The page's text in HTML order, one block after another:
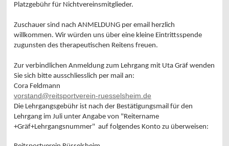
Platzgebühr für Nichtvereinsmitglieder.
Zuschauer sind nach ANMELDUNG per email herzlich
willkommen. Wir würden uns über eine kleine Eintrittsspende
zugunsten des therapeutischen Reitens freuen.
Zur verbindlichen Anmeldung zum Lehrgang mit Uta Gräf wenden
Sie sich bitte ausschliesslich per mail an:
Cora Feldmann
vorstand@reitsportverein-ruesselsheim.de
Die Lehrgangsgebühr ist nach der Bestätigungsmail für den
Lehrgang im Juli unter Angabe von "Reitername
+Gräf+Lehrgangsnummer" auf folgendes Konto zu überweisen: